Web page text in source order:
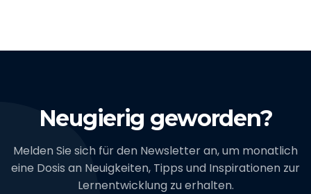
Neugierig geworden?
Melden Sie sich für den Newsletter an, um monatlich
eine Dosis an Neuigkeiten, Tipps und Inspirationen zur
Lernentwicklung zu erhalten.